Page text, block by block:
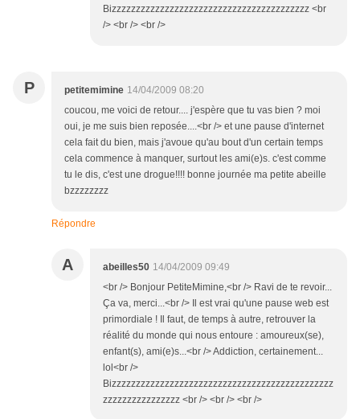
Bizzzzzzzzzzzzzzzzzzzzzzzzzzzzzzzzzzzzzzzzz <br
/> <br /> <br />
P petitemimine 14/04/2009 08:20
coucou, me voici de retour.... j'espère que tu vas bien ? moi
oui, je me suis bien reposée....<br /> et une pause d'internet
cela fait du bien, mais j'avoue qu'au bout d'un certain temps
cela commence à manquer, surtout les ami(e)s. c'est comme
tu le dis, c'est une drogue!!!! bonne journée ma petite abeille
bzzzzzzzz
Répondre
A abeilles50 14/04/2009 09:49
<br /> Bonjour PetiteMimine,<br /> Ravi de te revoir...
Ça va, merci...<br /> Il est vrai qu'une pause web est
primordiale ! Il faut, de temps à autre, retrouver la
réalité du monde qui nous entoure : amoureux(se),
enfant(s), ami(e)s...<br /> Addiction, certainement...
lol<br />
Bizzzzzzzzzzzzzzzzzzzzzzzzzzzzzzzzzzzzzzzzzzzzzz
zzzzzzzzzzzzzzzz <br /> <br /> <br />